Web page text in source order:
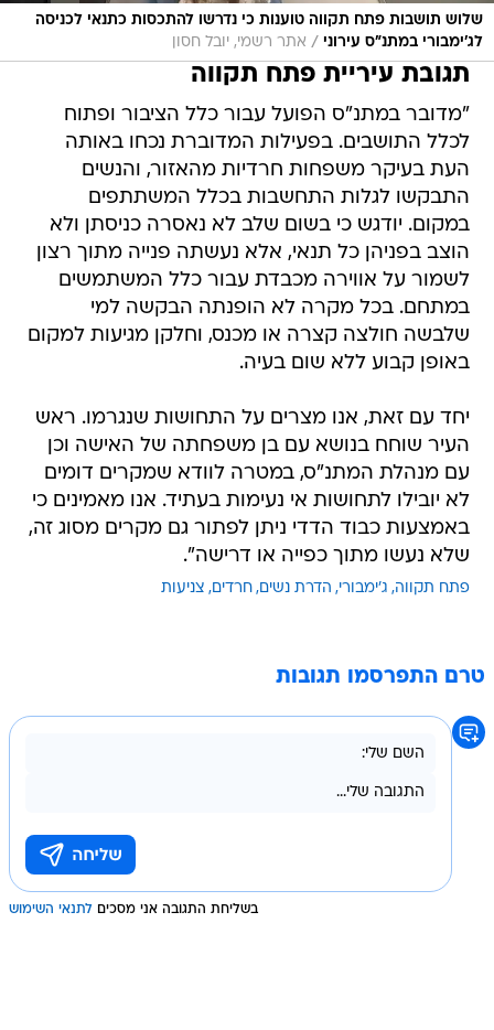
שלוש תושבות פתח תקווה טוענות כי נדרשו להתכסות כתנאי לכניסה
לג׳ימבורי במתנ״ס עירוני / אתר רשמי, יובל חסון
תגובת עיריית פתח תקווה
"מדובר במתנ"ס הפועל עבור כלל הציבור ופתוח
לכלל התושבים. בפעילות המדוברת נכחו באותה
העת בעיקר משפחות חרדיות מהאזור, והנשים
התבקשו לגלות התחשבות בכלל המשתתפים
במקום. יודגש כי בשום שלב לא נאסרה כניסתן ולא
הוצב בפניהן כל תנאי, אלא נעשתה פנייה מתוך רצון
לשמור על אווירה מכבדת עבור כלל המשתמשים
במתחם. בכל מקרה לא הופנתה הבקשה למי
שלבשה חולצה קצרה או מכנס, וחלקן מגיעות למקום
באופן קבוע ללא שום בעיה.
יחד עם זאת, אנו מצרים על התחושות שנגרמו. ראש
העיר שוחח בנושא עם בן משפחתה של האישה וכן
עם מנהלת המתנ"ס, במטרה לוודא שמקרים דומים
לא יובילו לתחושות אי נעימות בעתיד. אנו מאמינים כי
באמצעות כבוד הדדי ניתן לפתור גם מקרים מסוג זה,
שלא נעשו מתוך כפייה או דרישה".
פתח תקווה ג'ימבורי הדרת נשים חרדים צניעות
טרם התפרסמו תגובות
בשליחת התגובה אני מסכים לתנאי השימוש